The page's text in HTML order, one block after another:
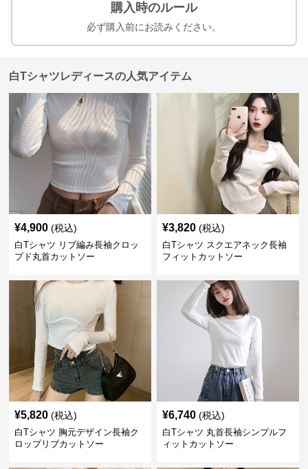
購入時のルール
必ず購入前にお読みください。
白Tシャツレディースの人気アイテム
¥4,900 (税込)
白Tシャツ リブ編み長袖クロッ
プド丸首カットソー
¥3,820 (税込)
白Tシャツ スクエアネック長袖
フィットカットソー
¥5,820 (税込)
白Tシャツ 胸元デザイン長袖ク
ロップリブカットソー
¥6,740 (税込)
白Tシャツ 丸首長袖シンプルフ
ィットカットソー